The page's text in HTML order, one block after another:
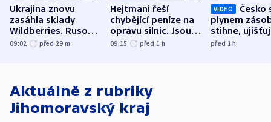
Ukrajina znovu
zasáhla sklady
Wildberries. Rusové
útočili v Charkovské
09:02 před 29 m
Hejtmani řeší
chybějící peníze na
opravu silnic. Jsou
nenárokové, namítá
09:15 před 1 h
VIDEO
Česko
plynem
stihne,
expert.
před 1h
Aktuálně z rubriky
Jihomoravský kraj